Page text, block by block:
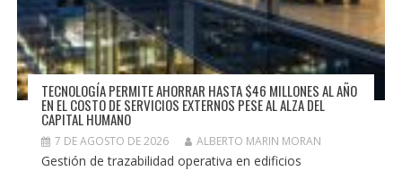
TECNOLOGÍA PERMITE AHORRAR HASTA $46 MILLONES AL AÑO
EN EL COSTO DE SERVICIOS EXTERNOS PESE AL ALZA DEL
CAPITAL HUMANO
7 DE AGOSTO DE 2026 ALBERTO MARIN MORAN
Gestión de trazabilidad operativa en edificios